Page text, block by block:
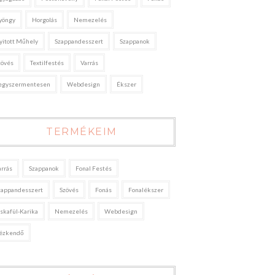
Horgolás Nemezelés
Műhely Szappandesszert Szappanok
Textilfestés Varrás
Webdesign Ékszer
TERMÉKEIM
Szappanok Fonal Festés
Szövés Fonás Fonalékszer
Karika Nemezelés Webdesign